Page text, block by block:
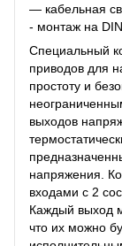
— кабельная
- монтаж на
Специальный
приводов для
простоту и
выходов
напряжения.
входами с 2
Каждый выход
что их можно